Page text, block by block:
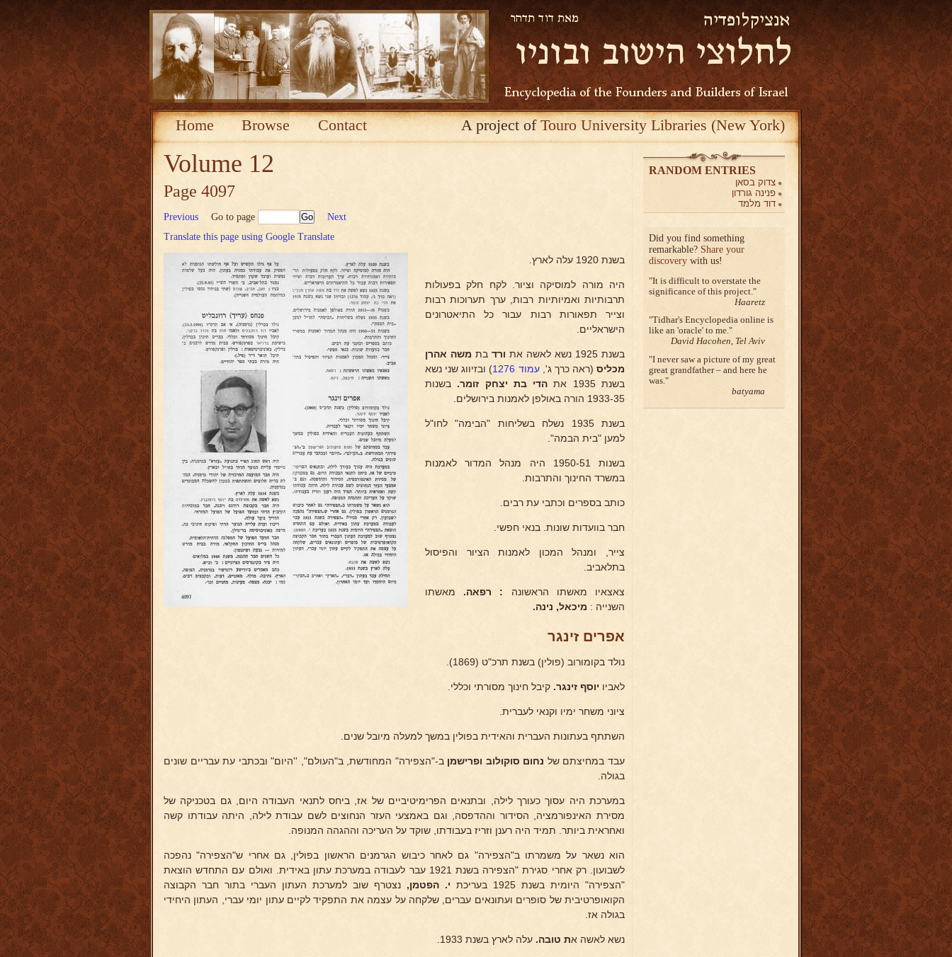
Home Browse Contact A project ofTouro University Libraries (New York)
Volume 12
Page 4097
Previous Go to page
Next
Translate this page using Google Translate
בשנת 1920 עלה לארץ.
היה מורה למוסיקה וציור. לקח חלק בפעולות
תרבותיות ואמיותיות רבות, ערך תערוכות רבות
וצייר תפאורות רבות עבור כל התיאטרונים
הישראליים.
בשנת 1925 נשא לאשה את ורד בת משה אהרן
מכליס (ראה כרך ג',עמוד 1276
) ובזיווג שני נשא
בשנת 1935 את
הדי בת יצחק זומר. בשנות
1933-35 הורה באולפן לאמנות בירושלים.
בשנת 1935 נשלח בשליחות "הבימה" לחו"ל
למען "בית הבמה".
בשנות 1950-51 היה מנהל המדור לאמנות
במשרד החינוך והתרבות.
כותב בספרים וכתבי עת רבים.
חבר בוועדות שונות. בנאי חפשי.
צייר, ומנהל המכון לאמנות הציור והפיסול
בתלאביב.
צאצאיו מאשתו הראשונה : רפאה. מאשתו
השנייה : מיכאל, נינה.
אפרים זינגר
נולד בקומורוב (פולין) בשנת תרכ"ט (1869).
לאביו יוסף זינגר. קיבל חינוך מסורתי וכללי.
ציוני משחר ימיו וקנאי לעברית.
השתתף בעתונות העברית והאידית בפולין במשך למעלה מיובל שנים.
עבד במחיצתם של נחום סוקולוב ופרישמן ב-"הצפירה" המחודשת, ב"העולם", ''היום" ובכתבי עת עבריים שונים
בגולה.
במערכת היה עסוך כעורך לילה, ובתנאים הפרימיטיביים של אז, ביחס לתנאי העבודה היום, גם בטכניקה של
מסירת האינפורמציה, הסידור וההדפסה, וגם באמצעי העזר הנחוצים לשם עבודת לילה, היתה עבודתו קשה
ואחראית ביותר. תמיד היה רענן וזריז בעבודתו, שוקד על העריכה וההגהה המנופה.
הוא נשאר על משמרתו ב"הצפירה" גם לאחר כיבוש הגרמנים הראשון בפולין, גם אחרי ש"הצפירה" נהפכה
לשבועון. רק אחרי סגירת "הצפירה בשנת 1921 עבר לעבודה במערכת עתון באידית. ואולם עם התחדש הוצאת
"הצפירה" היומית בשנת 1925 בעריכת
י. הפטמן, נצטרף שוב למערכת העתון העברי בתור חבר הקבוצה
הקואופרטיבית של סופרים ועתונאים עברים, שלקחה על עצמה את התפקיד לקיים עתון יומי עברי, העתון היחידי
בגולה אז.
נשא לאשה את טובה. עלה לארץ בשנת 1933.
RANDOM ENTRIES
צדוק בסאן
פנינה גורדון
דוד מלמד
Did you find something
remarkable? Share your
discovery with us!
It is difficult to overstate the
significance of this project.
Haaretz
Tidhar's Encyclopedia online is
like an 'oracle' to me.
David Hacohen, Tel Aviv
I never saw a picture of my great
great grandfather – and here he
was.
batyama